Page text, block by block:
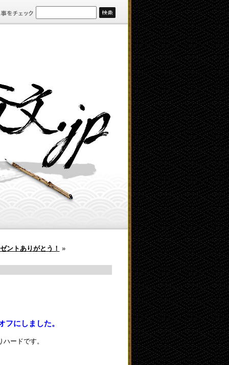
ントありがとう！ »
フにしました。
ードです。